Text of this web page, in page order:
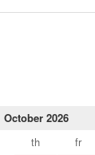
October 2026
th fr